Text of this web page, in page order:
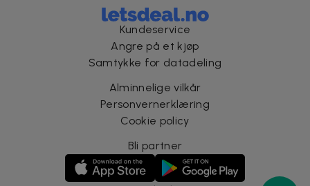
Kundeservice
Angre på et kjøp
Samtykke for datadeling
Alminnelige vilkår
Personvernerklæring
Cookie policy
Bli partner